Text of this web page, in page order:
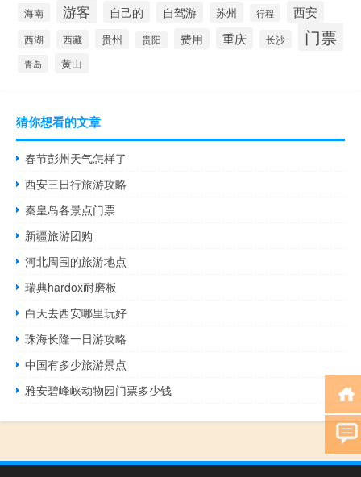
海南 游客 自己的 自驾游 苏州 行程 西安
西湖 西藏 贵州 贵阳 费用 重庆 长沙 门票
青岛 黄山
猜你想看的文章
春节彭州天气怎样了
西安三日行旅游攻略
秦皇岛各景点门票
新疆旅游团购
河北周围的旅游地点
瑞典hardox耐磨板
白天去西安哪里玩好
珠海长隆一日游攻略
中国有多少旅游景点
雅安碧峰峡动物园门票多少钱